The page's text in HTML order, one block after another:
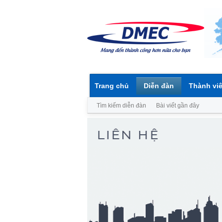
Trang chủ Diễn đàn
Tìm kiếm diễn đàn Bài viết gần đây
Thành